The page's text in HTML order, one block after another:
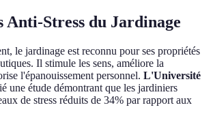
Anti-Stress du Jardinage
le jardinage est reconnu pour ses propriétés
Il stimule les sens, améliore la
l'épanouissement personnel. L'Université
une étude démontrant que les jardiniers
de stress réduits de 34% par rapport aux